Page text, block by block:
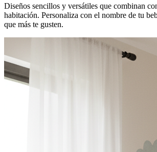
Diseños sencillos y versátiles que combinan
habitación. Personaliza con el nombre de tu
que más te gusten.